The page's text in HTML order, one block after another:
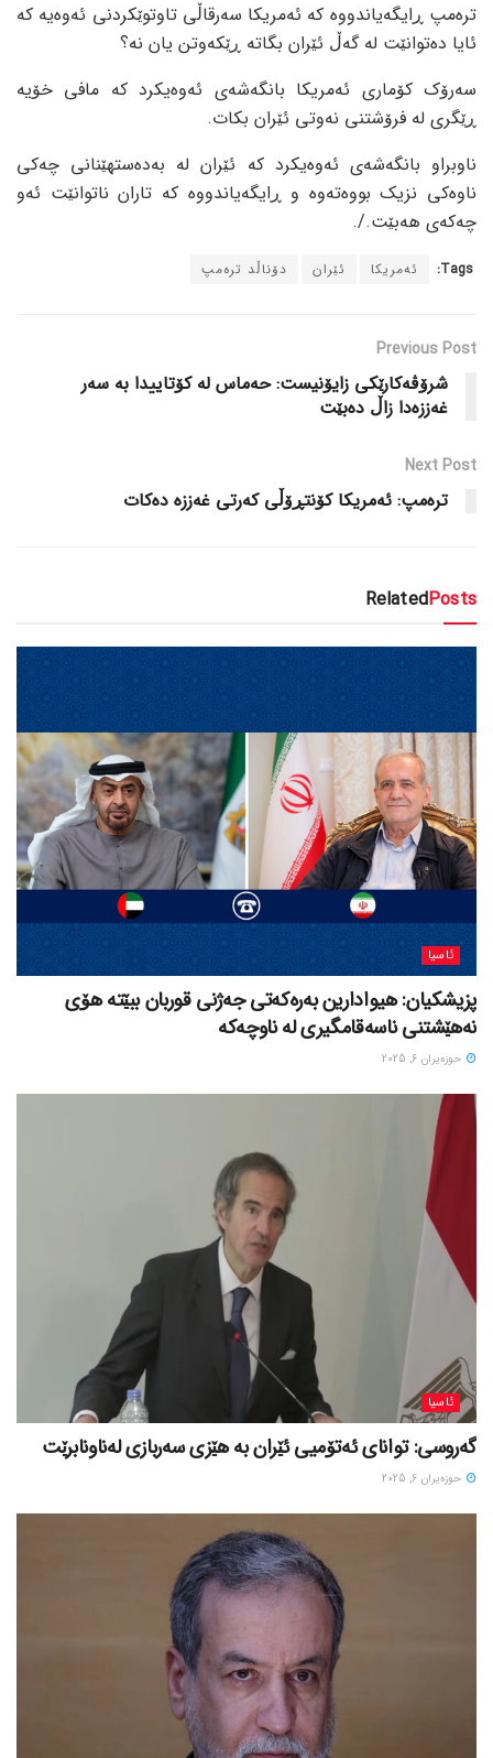
ترەمپ ڕایگەیاندووە کە ئەمریکا سەرقاڵی تاوتوێکردنی ئەوەیە کە
ئایا دەتوانێت لە گەڵ ئێران بگاتە ڕێکەوتن یان نە؟
سەرۆک کۆماری ئەمریکا بانگەشەی ئەوەیکرد کە مافی خۆیە
ڕێگری لە فرۆشتنی نەوتی ئێران بکات.
ناوبراو بانگەشەی ئەوەیکرد کە ئێران لە بەدەستهێنانی چەکی
ناوەکی نزیک بووەتەوە و ڕایگەیاندووە کە تاران ناتوانێت ئەو
چەکەی هەبێت./.
Tags: ئەمریکا ئێران دۆناڵد ترەمپ
Previous Post
شرۆڤەکارێکی زایۆنیست: حەماس لە کۆتاییدا بە سەر
غەززەدا زاڵ دەبێت
Next Post
ترەمپ: ئەمریکا کۆنتڕۆڵی کەرتی غەززە دەکات
RelatedPosts
ئاسیا
پزیشکیان: هیوادارین بەرەکەتی جەژنی قوربان ببێتە هۆی
نەهێشتنی ناسەقامگیری لە ناوچەکە
حوزه‌یران 6, 2025
ئاسیا
گەروسی: توانای ئەتۆمیی ئێران بە هێزی سەربازی لەناونابرێت
حوزه‌یران 6, 2025